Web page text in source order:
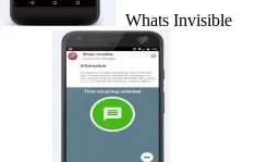
Whats Invisible دانلود Whats Invisible